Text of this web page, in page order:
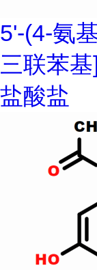
5'-(4-氨
三联苯
盐酸盐